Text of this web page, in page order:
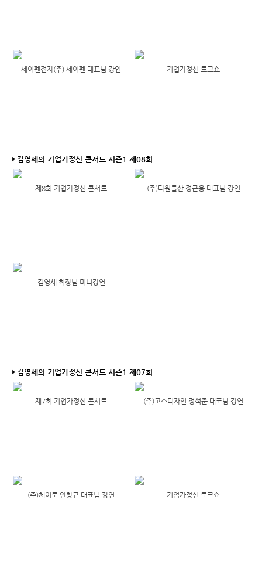
세이펜전자(주) 세이펜 대표님 강연 기업가정신 토크쇼
김영세의 기업가정신 콘서트 시즌1 제08회
제8회 기업가정신 콘서트 (주)다원물산 정근용 대표님 강연
김영세 회장님 미니강연
김영세의 기업가정신 콘서트 시즌1 제07회
제7회 기업가정신 콘서트 (주)고스디자인 정석준 대표님 강연
(주)체어로 안창규 대표님 강연 기업가정신 토크쇼